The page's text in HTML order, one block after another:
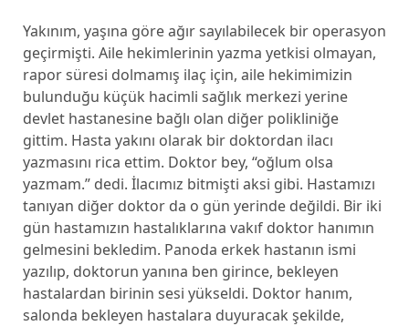
Yakınım, yaşına göre ağır sayılabilecek bir operasyon
geçirmişti. Aile hekimlerinin yazma yetkisi olmayan,
rapor süresi dolmamış ilaç için, aile hekimimizin
bulunduğu küçük hacimli sağlık merkezi yerine
devlet hastanesine bağlı olan diğer polikliniğe
gittim. Hasta yakını olarak bir doktordan ilacı
yazmasını rica ettim. Doktor bey, “oğlum olsa
yazmam.” dedi. İlacımız bitmişti aksi gibi. Hastamızı
tanıyan diğer doktor da o gün yerinde değildi. Bir iki
gün hastamızın hastalıklarına vakıf doktor hanımın
gelmesini bekledim. Panoda erkek hastanın ismi
yazılıp, doktorun yanına ben girince, bekleyen
hastalardan birinin sesi yükseldi. Doktor hanım,
salonda bekleyen hastalara duyuracak şekilde,